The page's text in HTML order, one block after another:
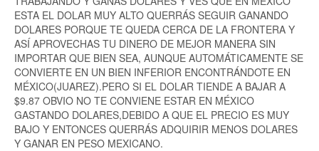
ESTA EL DOLAR MUY ALTO QUERRÁS SEGUIR GANANDO
DOLARES PORQUE TE QUEDA CERCA DE LA FRONTERA Y
ASÍ APROVECHAS TU DINERO DE MEJOR MANERA SIN
IMPORTAR QUE BIEN SEA, AUNQUE AUTOMÁTICAMENTE SE
CONVIERTE EN UN BIEN INFERIOR ENCONTRÁNDOTE EN
MÉXICO(JUAREZ).PERO SI EL DOLAR TIENDE A BAJAR A
$9.87 OBVIO NO TE CONVIENE ESTAR EN MÉXICO
GASTANDO DOLARES,DEBIDO A QUE EL PRECIO ES MUY
BAJO Y ENTONCES QUERRÁS ADQUIRIR MENOS DOLARES
Y GANAR EN PESO MEXICANO.